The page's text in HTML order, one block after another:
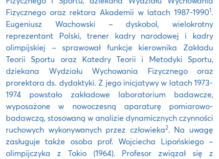
Fizycznego oraz rektora Akademii w latach 1987-19901.
Eugeniusz Wachowski – dyskobol, wielokrotny
reprezentant Polski, trener kadry narodowej i kadry
olimpijskiej – sprawował funkcje kierownika Zakładu
Teorii Sportu oraz Katedry Teorii i Metodyki Sportu,
dziekana Wydziału Wychowania Fizycznego oraz
prorektora ds. dydaktyki. Z jego inicjatywy w latach 1973-
1974 powstało zakładowe laboratorium badawcze,
wyposażone w nowoczesną aparaturę pomiarowo-
badawczą, stosowaną w analizie dynamicznych czynności
ruchowych wykonywanych przez człowieka2. Na uwagę
zasługuje także osoba prof. Wojciecha Lipońskiego –
olimpijczyka z Tokio (1964). Profesor związał się z